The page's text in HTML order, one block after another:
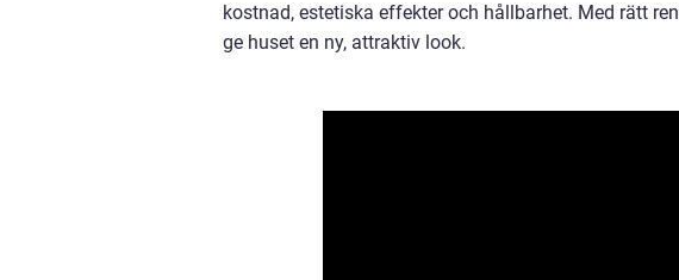
kostnad, estetiska effekter och hållbarhet. Med rätt
ge huset en ny, attraktiv look.